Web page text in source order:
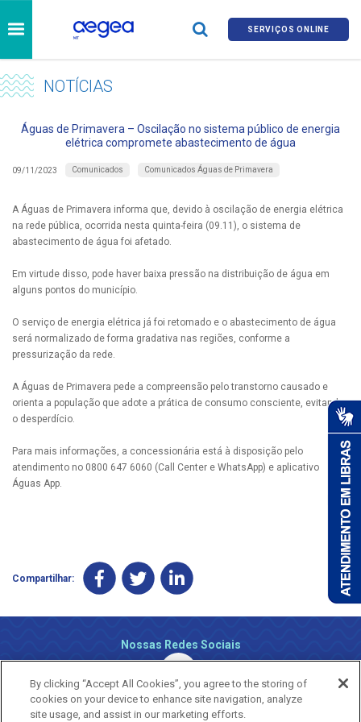
SERVIÇOS ONLINE
NOTÍCIAS
Águas de Primavera – Oscilação no sistema público de energia
elétrica compromete abastecimento de água
09/11/2023 Comunicados Comunicados Águas de Primavera
A Águas de Primavera informa que, devido à oscilação de energia elétrica
na rede pública, ocorrida nesta quinta-feira (09.11), o sistema de
abastecimento de água foi afetado.
Em virtude disso, pode haver baixa pressão na distribuição de água em
alguns pontos do município.
O serviço de energia elétrica já foi retomado e o abastecimento de água
será normalizado de forma gradativa nas regiões, conforme a
pressurização da rede.
A Águas de Primavera pede a compreensão pelo transtorno causado e
orienta a população que adote a prática de consumo consciente, evitando
o desperdício.
Para mais informações, a concessionária está à disposição pelo
atendimento no 0800 647 6060 (Call Center e WhatsApp) e aplicativo
Águas App.
Compartilhar:
Nossas Redes Sociais
By clicking “Accept All Cookies”, you agree to the storing of
cookies on your device to enhance site navigation, analyze
site usage, and assist in our marketing efforts.